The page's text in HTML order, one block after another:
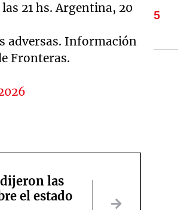
21 hs. Argentina, 20
adversas. Información
Fronteras.
las
el estado